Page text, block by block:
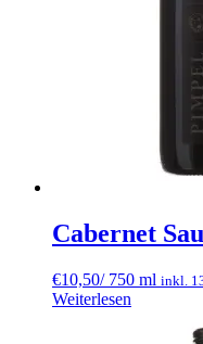
Cabernet
€10,50/ 750 ml inkl.
Weiterlesen